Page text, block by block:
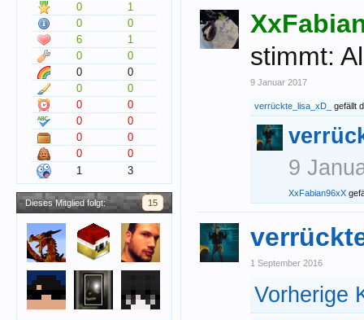
0
1
0
0
6
1
0
0
0
0
0
0
0
0
0
0
0
0
0
0
1
3
Dieses Mitglied folgt: 15
stimmt:
9 Januar 2017
verrückte_lisa_xD_ gefällt
9
XxFabian96xX
1 September 2016
Vorherige